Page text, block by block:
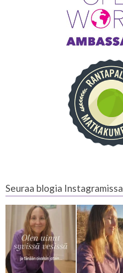
Seuraa blogia Instagramissa